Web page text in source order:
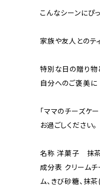
こんなシーンにぴ
家族や友人とのテ
特別な日の贈り物
自分へのご褒美に
「ママのチーズケ
お過ごしください。
名称 洋菓子 抹茶
成分表 クリームチ
ム、きび砂糖、抹